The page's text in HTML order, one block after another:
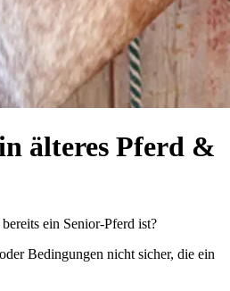
älteres Pferd &
ein Senior-Pferd ist?
Bedingungen nicht sicher, die ein